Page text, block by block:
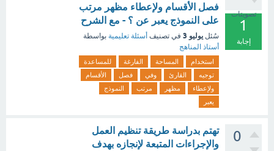
تصويتات
1
إجابة
فصل الأقسام ولإعطاء مظهر مرتب
على النموذج يعبر عن ؟ - مع الشرح
سُئل يوليو 3 في تصنيف أسئلة تعليمية بواسطة
أستاذ المناهج
استخدام المساحة الفارغة
للمساعدة
توجيه
القارئ وفي فصل
الأقسام
ولإعطاء
مظهر مرتب
النموذج
يعبر
0
تهتم بدراسة طريقة تنظيم العمل
والإجراءات المتبعة لإنجازه بهدف